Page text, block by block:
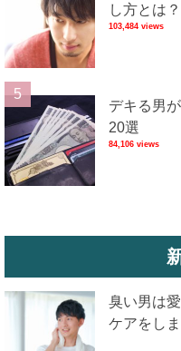
し方とは？
103,484 views
デキる男
20選
84,106 views
臭い男は
ケアをしま